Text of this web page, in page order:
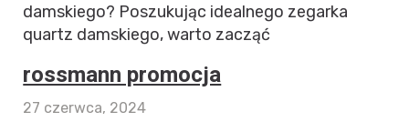
damskiego? Poszukując idealnego zegarka
quartz damskiego, warto zacząć
rossmann promocja
27 czerwca, 2024